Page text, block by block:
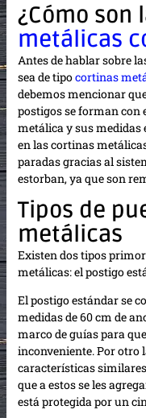
¿Cómo son
metálicas
Antes de hablar sobre
sea de tipocortinas
debemos mencionar
postigos se forman con
metálica y sus medidas
en las cortinas
paradas gracias al
estorban, ya que son
Tipos de
metálicas
Existen dos tipos
metálicas: el postigo
El postigo estándar se
medidas de 60 cm de
marco de guías para
inconveniente. Por otro
características
que a estos se les
está protegida por un